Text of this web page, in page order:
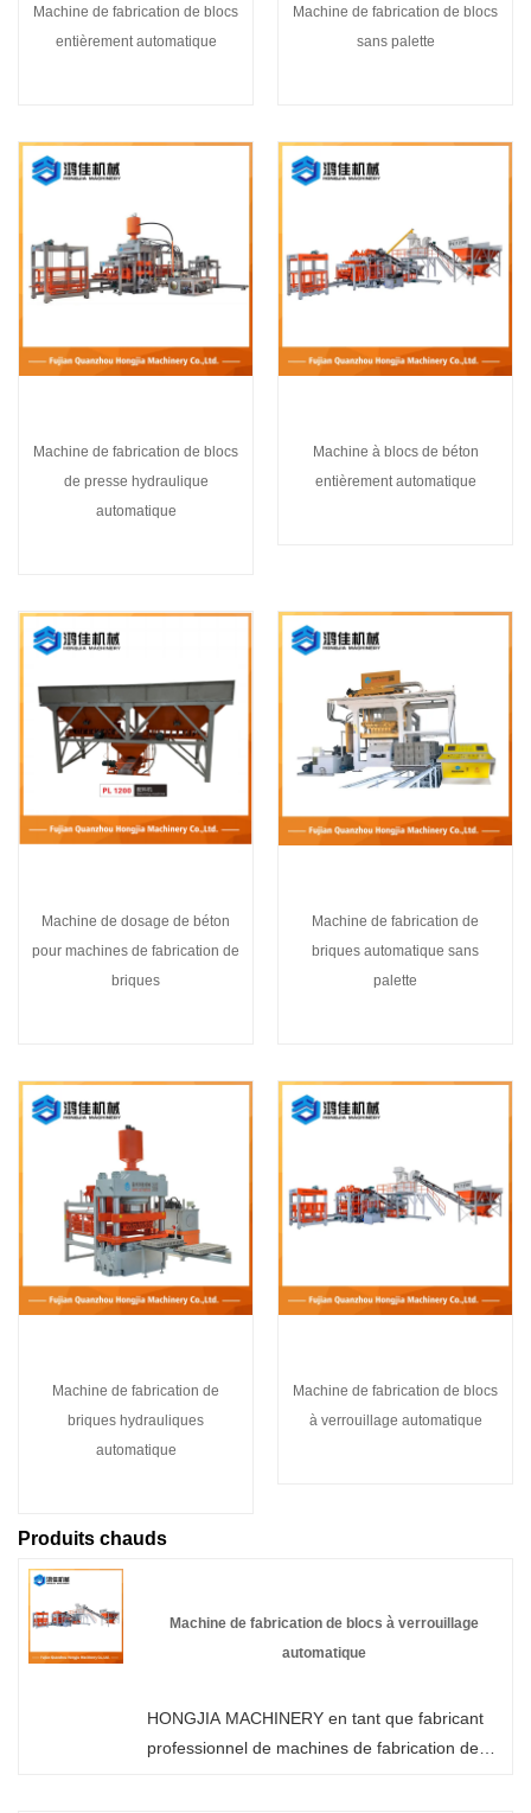
Machine de fabrication de blocs
entièrement automatique
Machine de fabrication de blocs
sans palette
Machine de fabrication de blocs
de presse hydraulique
automatique
Machine à blocs de béton
entièrement automatique
Machine de dosage de béton
pour machines de fabrication de
briques
Machine de fabrication de
briques automatique sans
palette
Machine de fabrication de
briques hydrauliques
automatique
Machine de fabrication de blocs
à verrouillage automatique
Produits chauds
Machine de fabrication de blocs à verrouillage
automatique
HONGJIA MACHINERY en tant que fabricant
professionnel de machines de fabrication de